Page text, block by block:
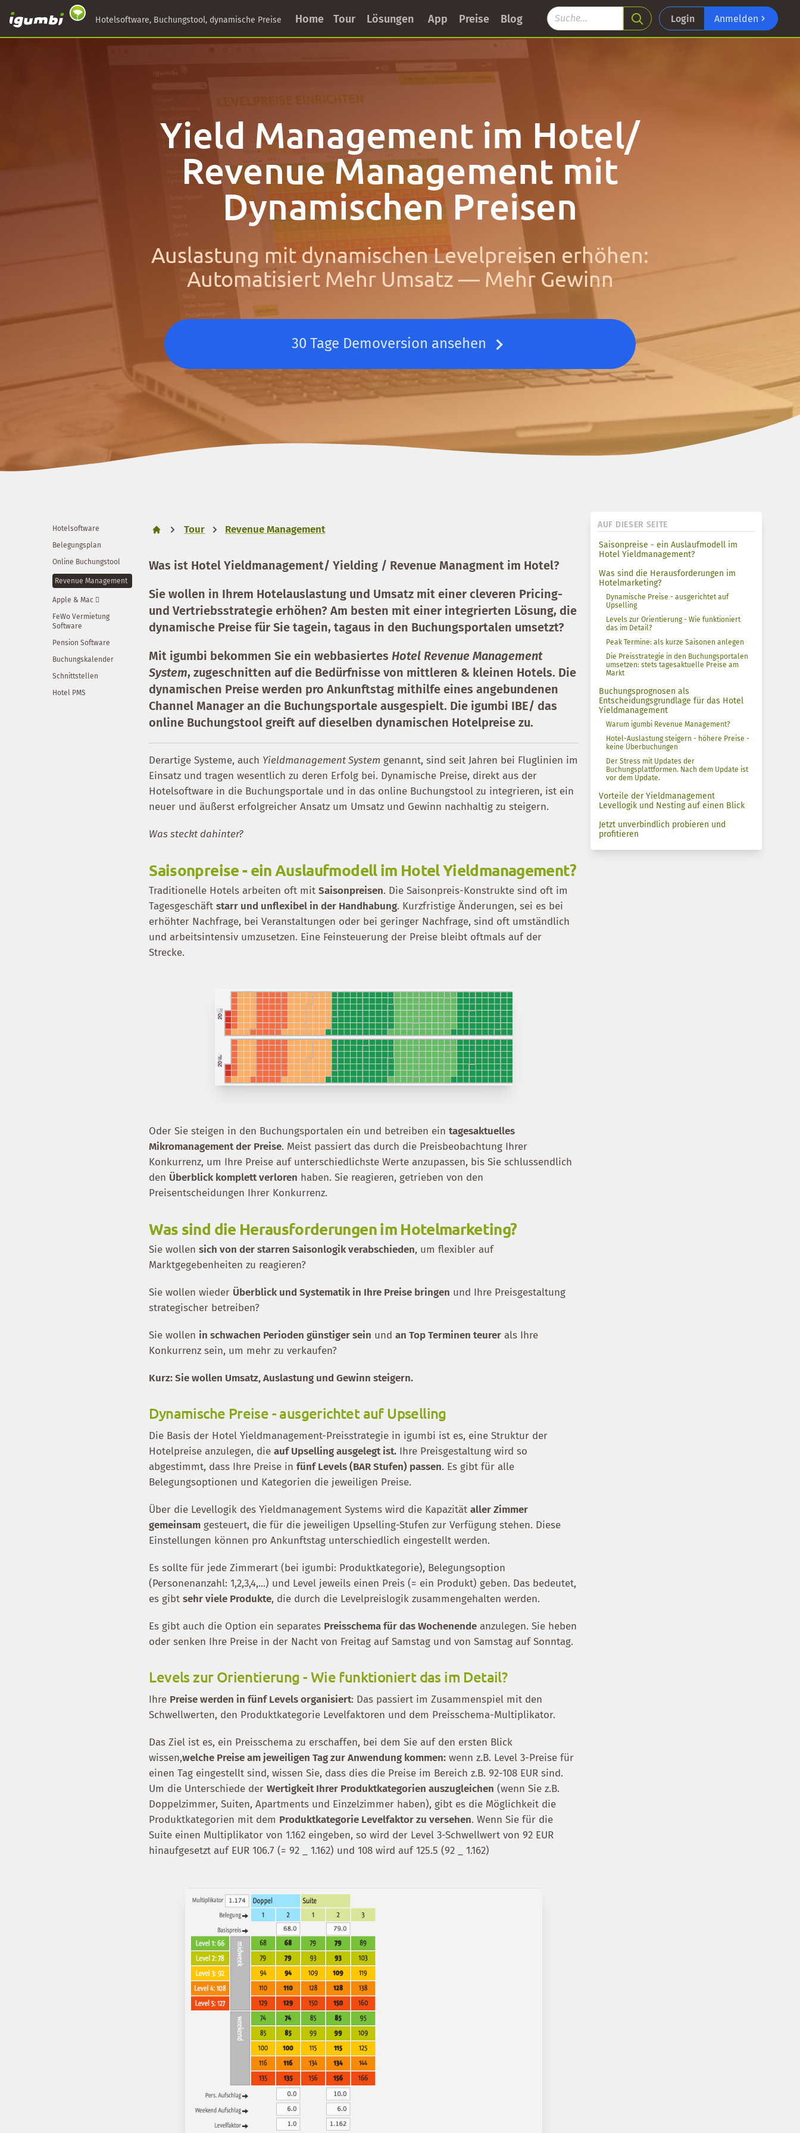
Hotelsoftware, Buchungstool, dynamische Preise Home Tour Lösungen App Preise Blog Login Anmelden
Yield Management im Hotel/
Revenue Management mit
Dynamischen Preisen
Auslastung mit dynamischen Levelpreisen erhöhen:
Automatisiert Mehr Umsatz — Mehr Gewinn
30 Tage Demoversion ansehen
AUF DIESER SEITE
Saisonpreise - ein Auslaufmodell im
Hotel Yieldmanagement?
Was sind die Herausforderungen im
Hotelmarketing?
Dynamische Preise - ausgerichtet auf
Upselling
Levels zur Orientierung - Wie funktioniert
das im Detail?
Peak Termine: als kurze Saisonen anlegen
Die Preisstrategie in den Buchungsportalen
umsetzen: stets tagesaktuelle Preise am
Markt
Buchungsprognosen als
Entscheidungsgrundlage für das Hotel
Yieldmanagement
Warum igumbi Revenue Management?
Hotel-Auslastung steigern - höhere Preise -
keine Überbuchungen
Der Stress mit Updates der
Buchungsplattformen. Nach dem Update ist
vor dem Update.
Vorteile der Yieldmanagement
Levellogik und Nesting auf einen Blick
Jetzt unverbindlich probieren und
profitieren
Hotelsoftware
Belegungsplan
Online Buchungstool
Revenue Management
Apple & Mac 
FeWo Vermietung
Software
Pension Software
Buchungskalender
Schnittstellen
Hotel PMS
Tour Revenue Management
Was ist Hotel Yieldmanagement/ Yielding / Revenue Managment im Hotel?
Sie wollen in Ihrem Hotelauslastung und Umsatz mit einer cleveren Pricing-
und Vertriebsstrategie erhöhen? Am besten mit einer integrierten Lösung, die
dynamische Preise für Sie tagein, tagaus in den Buchungsportalen umsetzt?
Mit igumbi bekommen Sie ein webbasiertes Hotel Revenue Management
System, zugeschnitten auf die Bedürfnisse von mittleren & kleinen Hotels. Die
dynamischen Preise werden pro Ankunftstag mithilfe eines angebundenen
Channel Manager an die Buchungsportale ausgespielt. Die igumbi IBE/ das
online Buchungstool greift auf dieselben dynamischen Hotelpreise zu.
Derartige Systeme, auch Yieldmanagement System genannt, sind seit Jahren bei Fluglinien im
Einsatz und tragen wesentlich zu deren Erfolg bei. Dynamische Preise, direkt aus der
Hotelsoftware in die Buchungsportale und in das online Buchungstool zu integrieren, ist ein
neuer und äußerst erfolgreicher Ansatz um Umsatz und Gewinn nachhaltig zu steigern.
Was steckt dahinter?
Saisonpreise - ein Auslaufmodell im Hotel Yieldmanagement?
Traditionelle Hotels arbeiten oft mitSaisonpreisen. Die Saisonpreis-Konstrukte sind oft im
Tagesgeschäftstarr und unflexibel in der Handhabung. Kurzfristige Änderungen, sei es bei
erhöhter Nachfrage, bei Veranstaltungen oder bei geringer Nachfrage, sind oft umständlich
und arbeitsintensiv umzusetzen. Eine Feinsteuerung der Preise bleibt oftmals auf der
Strecke.
Oder Sie steigen in den Buchungsportalen ein und betreiben eintagesaktuelles
Mikromanagement der Preise. Meist passiert das durch die Preisbeobachtung Ihrer
Konkurrenz, um Ihre Preise auf unterschiedlichste Werte anzupassen, bis Sie schlussendlich
den Überblick komplett verloren haben. Sie reagieren, getrieben von den
Preisentscheidungen Ihrer Konkurrenz.
Was sind die Herausforderungen im Hotelmarketing?
Sie wollensich von der starren Saisonlogik verabschieden, um flexibler auf
Marktgegebenheiten zu reagieren?
Sie wollen wieder Überblick und Systematik in Ihre Preise bringen und Ihre Preisgestaltung
strategischer betreiben?
Sie wollen in schwachen Perioden günstiger sein undan Top Terminen teurer als Ihre
Konkurrenz sein, um mehr zu verkaufen?
Kurz: Sie wollen Umsatz, Auslastung und Gewinn steigern.
Dynamische Preise - ausgerichtet auf Upselling
Die Basis der Hotel Yieldmanagement-Preisstrategie in igumbi ist es, eine Struktur der
Hotelpreise anzulegen, dieauf Upselling ausgelegt ist. Ihre Preisgestaltung wird so
abgestimmt, dass Ihre Preise infünf Levels (BAR Stufen) passen. Es gibt für alle
Belegungsoptionen und Kategorien die jeweiligen Preise.
Über die Levellogik des Yieldmanagement Systems wird die Kapazitätaller Zimmer
gemeinsam gesteuert, die für die jeweiligen Upselling-Stufen zur Verfügung stehen. Diese
Einstellungen können pro Ankunftstag unterschiedlich eingestellt werden.
Es sollte für jede Zimmerart (bei igumbi: Produktkategorie), Belegungsoption
(Personenanzahl: 1,2,3,4,...) und Level jeweils einen Preis (= ein Produkt) geben. Das bedeutet,
es gibtsehr viele Produkte, die durch die Levelpreislogik zusammengehalten werden.
Es gibt auch die Option ein separates Preisschema für das Wochenende anzulegen. Sie heben
oder senken Ihre Preise in der Nacht von Freitag auf Samstag und von Samstag auf Sonntag.
Levels zur Orientierung - Wie funktioniert das im Detail?
Ihre Preise werden in fünf Levels organisiert: Das passiert im Zusammenspiel mit den
Schwellwerten, den Produktkategorie Levelfaktoren und dem Preisschema-Multiplikator.
Das Ziel ist es, ein Preisschema zu erschaffen, bei dem Sie auf den ersten Blick
wissen,welche Preise am jeweiligen Tag zur Anwendung kommen: wenn z.B. Level 3-Preise für
einen Tag eingestellt sind, wissen Sie, dass dies die Preise im Bereich z.B. 92-108 EUR sind.
Um die Unterschiede derWertigkeit Ihrer Produktkategorien auszugleichen (wenn Sie z.B.
Doppelzimmer, Suiten, Apartments und Einzelzimmer haben), gibt es die Möglichkeit die
Produktkategorien mit dem Produktkategorie Levelfaktor zu versehen. Wenn Sie für die
Suite einen Multiplikator von 1.162 eingeben, so wird der Level 3-Schwellwert von 92 EUR
hinaufgesetzt auf EUR 106.7 (= 92 _ 1.162) und 108 wird auf 125.5 (92 _ 1.162)